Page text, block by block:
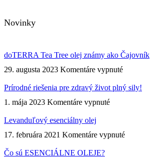
Novinky
doTERRA Tea Tree olej známy ako Čajovník
29. augusta 2023 Komentáre vypnuténa
Tea
Čajovník
Prírodné riešenia pre zdravý život plný sily!
1. mája 2023 Komentáre vypnuténa
zdravý
Levanduľový esenciálny olej
17. februára 2021 Komentáre vypnuténa
Čo sú ESENCIÁLNE OLEJE?